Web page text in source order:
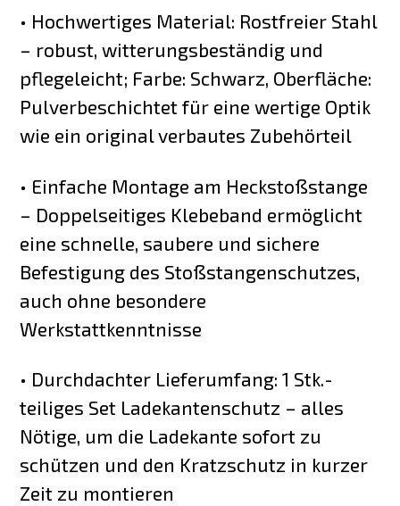
• Hochwertiges Material: Rostfreier Stahl
– robust, witterungsbeständig und
pflegeleicht; Farbe: Schwarz, Oberfläche:
Pulverbeschichtet für eine wertige Optik
wie ein original verbautes Zubehörteil
• Einfache Montage am Heckstoßstange
– Doppelseitiges Klebeband ermöglicht
eine schnelle, saubere und sichere
Befestigung des Stoßstangenschutzes,
auch ohne besondere
Werkstattkenntnisse
• Durchdachter Lieferumfang: 1 Stk.-
teiliges Set Ladekantenschutz – alles
Nötige, um die Ladekante sofort zu
schützen und den Kratzschutz in kurzer
Zeit zu montieren